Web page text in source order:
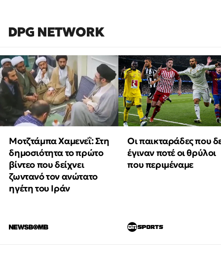
DPG NETWORK
Μοτζτάμπα Χαμενεΐ: Στη
δημοσιότητα το πρώτο
βίντεο που δείχνει
ζωντανό τον ανώτατο
ηγέτη του Ιράν
Οι παικταράδες που
έγιναν ποτέ οι θρύλοι
που περιμέναμε